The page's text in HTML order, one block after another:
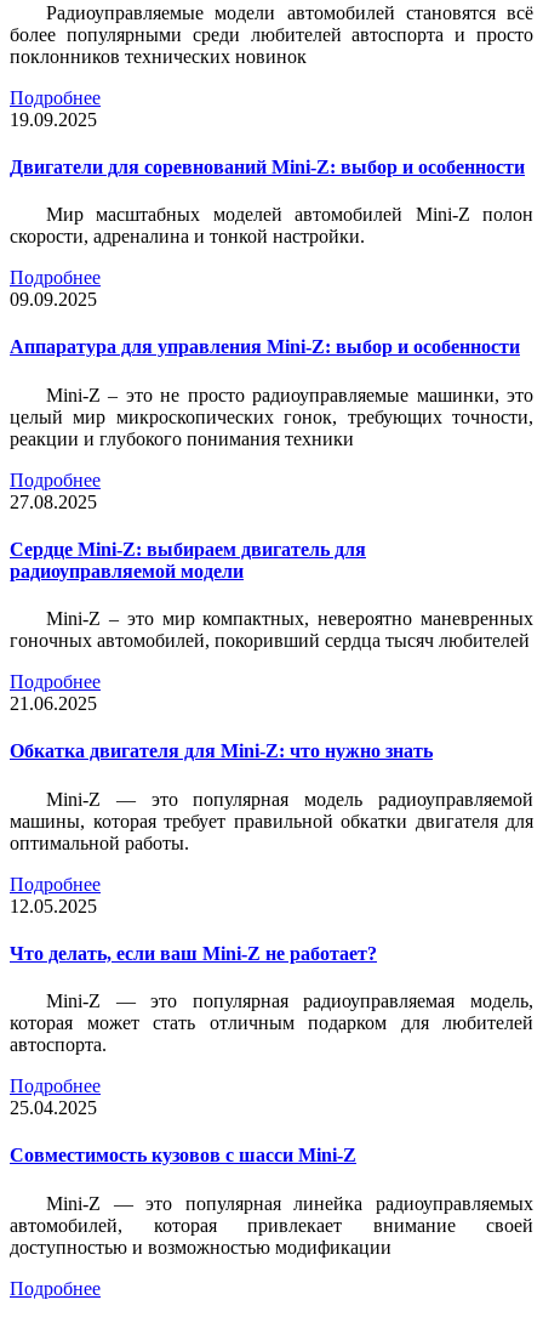
Радиоуправляемые модели автомобилей становятся всё
более популярными среди любителей автоспорта и просто
поклонников технических новинок
Подробнее
19.09.2025
Двигатели для соревнований Mini-Z: выбор и особенности
Мир масштабных моделей автомобилей Mini-Z полон
скорости, адреналина и тонкой настройки.
Подробнее
09.09.2025
Аппаратура для управления Mini-Z: выбор и особенности
Mini-Z – это не просто радиоуправляемые машинки, это
целый мир микроскопических гонок, требующих точности,
реакции и глубокого понимания техники
Подробнее
27.08.2025
Сердце Mini-Z: выбираем двигатель для
радиоуправляемой модели
Mini-Z – это мир компактных, невероятно маневренных
гоночных автомобилей, покоривший сердца тысяч любителей
Подробнее
21.06.2025
Обкатка двигателя для Mini-Z: что нужно знать
Mini-Z — это популярная модель радиоуправляемой
машины, которая требует правильной обкатки двигателя для
оптимальной работы.
Подробнее
12.05.2025
Что делать, если ваш Mini-Z не работает?
Mini-Z — это популярная радиоуправляемая модель,
которая может стать отличным подарком для любителей
автоспорта.
Подробнее
25.04.2025
Совместимость кузовов с шасси Mini-Z
Mini-Z — это популярная линейка радиоуправляемых
автомобилей, которая привлекает внимание своей
доступностью и возможностью модификации
Подробнее